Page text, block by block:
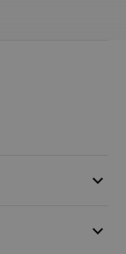
keyboard_arrow_down
keyboard_arrow_down